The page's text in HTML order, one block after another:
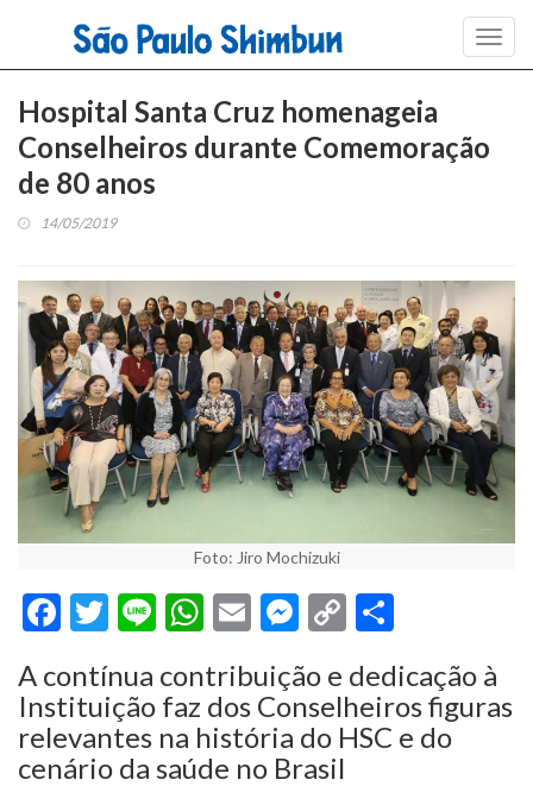
Hospital Santa Cruz homenageia
Conselheiros durante Comemoração
de 80 anos
14/05/2019
Foto: Jiro Mochizuki
Facebook
Twitter
LineWhatsApp
EmailMessenger
Copy
A contínua contribuição e dedicação à
Instituição faz dos Conselheiros figuras
relevantes na história do HSC e do
cenário da saúde no Brasil